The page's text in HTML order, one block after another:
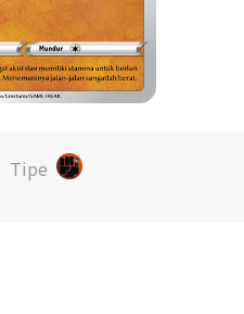
Tipe